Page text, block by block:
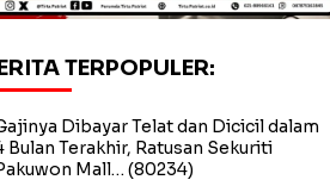
TERPOPULER:
Dibayar Telat dan Dicicil dalam
Bulan Terakhir, Ratusan Sekuriti
Mall… (80234)